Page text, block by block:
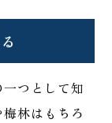
つとして知
林はもちろ